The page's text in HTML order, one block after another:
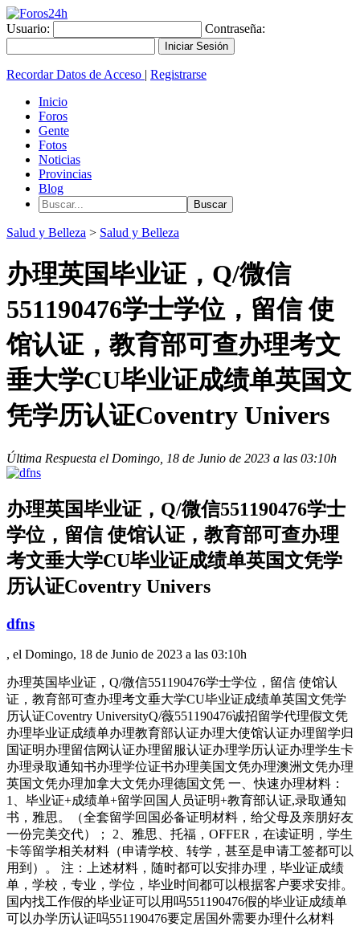
Usuario: Contraseña:
Recordar Datos de Acceso | Registrarse
Inicio
Foros
Gente
Fotos
Noticias
Provincias
Blog
Salud y Belleza > Salud y Belleza
办理英国毕业证，Q/微信
551190476学士学位，留信 使
馆认证，教育部可查办理考文
垂大学CU毕业证成绩单英国文
凭学历认证Coventry Univers
Última Respuesta el Domingo, 18 de Junio de 2023 a las 03:10h
办理英国毕业证，Q/微信551190476学士
学位，留信 使馆认证，教育部可查办理
考文垂大学CU毕业证成绩单英国文凭学
历认证Coventry Univers
dfns
, el Domingo, 18 de Junio de 2023 a las 03:10h
办理英国毕业证，Q/微信551190476学士学位，留信 使馆认
证，教育部可查办理考文垂大学CU毕业证成绩单英国文凭学
历认证Coventry UniversityQ/薇551190476诚招留学代理假文凭
办理毕业证成绩单办理教育部认证办理大使馆认证办理留学归
国证明办理留信网认证办理留服认证办理学历认证办理学生卡
办理录取通知书办理学位证书办理美国文凭办理澳洲文凭办理
英国文凭办理加拿大文凭办理德国文凭 一、快速办理材料：
1、毕业证+成绩单+留学回国人员证明+教育部认证,录取通知
书，雅思。（全套留学回国必备证明材料，给父母及亲朋好友
一份完美交代）； 2、雅思、托福，OFFER，在读证明，学生
卡等留学相关材料（申请学校、转学，甚至是申请工签都可以
用到）。 注：上述材料，随时都可以安排办理，毕业证成绩
单，学校，专业，学位，毕业时间都可以根据客户要求安排。
国内找工作假的毕业证可以用吗551190476假的毕业证成绩单
可以办学历认证吗551190476要定居国外需要办理什么材料